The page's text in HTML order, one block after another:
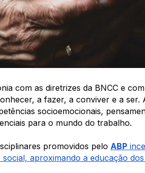
com as diretrizes da BNCC e
a fazer, a conviver e a ser.
socioemocionais,
para o mundo do trabalho.
promovidos pelo ABP
aproximando a educação